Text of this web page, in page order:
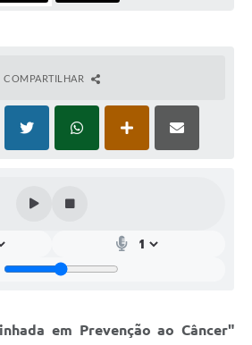
COMPARTILHAR
em Prevenção ao Câncer"